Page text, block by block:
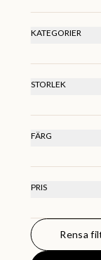
HÖGSTA
KATEGORIER
Bord
STORLEK
Onesize
FÄRG
PRIS
0KR
Rensa